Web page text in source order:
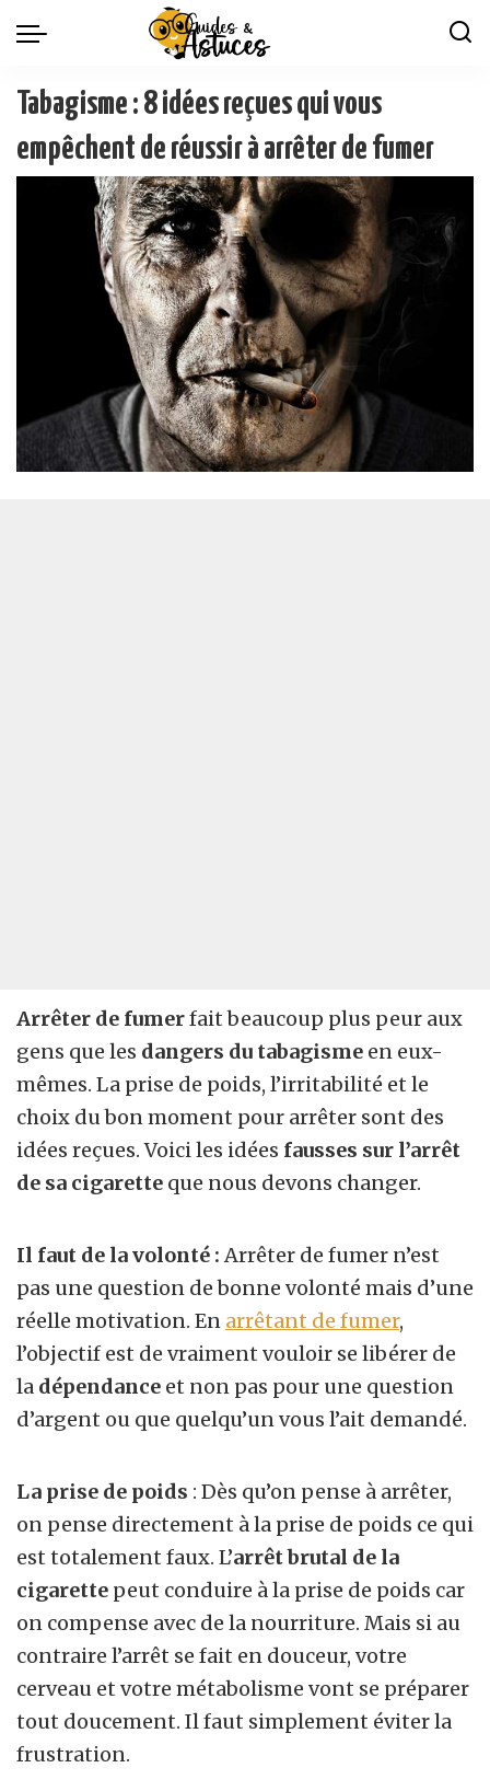
Tabagisme : 8 idées reçues qui vous
empêchent de réussir à arrêter de fumer
Arrêter de fumerfait beaucoup plus peur aux
gens que les dangers du tabagisme en eux-
mêmes. La prise de poids, l’irritabilité et le
choix du bon moment pour arrêter sont des
idées reçues. Voici les idées fausses sur l’arrêt
de sa cigarette que nous devons changer.
Il faut de la volonté : Arrêter de fumer n’est
pas une question de bonne volonté mais d’une
réelle motivation. En arrêtant de fumer,
l’objectif est de vraiment vouloir se libérer de
la dépendance et non pas pour une question
d’argent ou que quelqu’un vous l’ait demandé.
La prise de poids : Dès qu’on pense à arrêter,
on pense directement à la prise de poids ce qui
est totalement faux. L’arrêt brutal de la
cigarette peut conduire à la prise de poids car
on compense avec de la nourriture. Mais si au
contraire l’arrêt se fait en douceur, votre
cerveau et votre métabolisme vont se préparer
tout doucement. Il faut simplement éviter la
frustration.